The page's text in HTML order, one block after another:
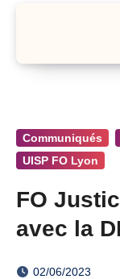
Communiqués
UISP FO Lyon
FO
avec la
02/06/2023